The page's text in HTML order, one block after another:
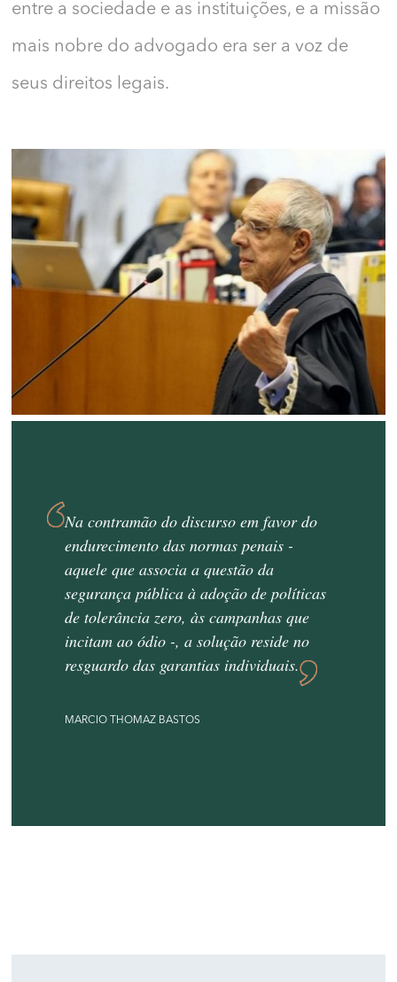
entre a sociedade e as instituições, e a missão
mais nobre do advogado era ser a voz de
seus direitos legais.
Na contramão do discurso em favor do
endurecimento das normas penais -
aquele que associa a questão da
segurança pública à adoção de políticas
de tolerância zero, às campanhas que
incitam ao ódio -, a solução reside no
resguardo das garantias individuais.
MARCIO THOMAZ BASTOS